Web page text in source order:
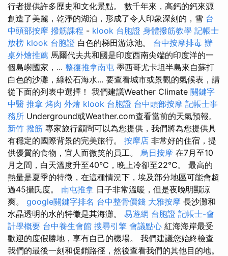
行者提供許多歷史和文化景點。 數千年來，高鈣的鈣來源
創造了美麗，乾淨的湖泊，形成了令人印象深刻的，雪 台
中頭部按摩 撥筋課程 - klook 台胞證 身體撥筋教學 記帳士
放榜 klook 台胞證 白色的梯田游泳池。 台中按摩排毒 辦
桌外燴推薦 馬爾代夫共和國是印度西南尖端的印度洋的一
個島嶼國家，... 整復推拿南屯 墨西哥尤卡坦半島來自蘇打
白色的沙灘，綠松石海水... 要查看城市或景觀的氣候表，請
從下面的列表中選擇！ 我們建議Weather Climate 關鍵字
中醫 推拿 烤肉 外燴 klook 台胞證 台中頭部按摩 記帳士事
務所 Underground或Weather.com查看當前的天氣預報。
新竹 撥筋 專家旅行顧問可以為您提供，我們將為您提供具
有穩定的國際背景的完美旅行。 按摩店 非常好的住宿，提
供優質的食物，宜人而微笑的員工。 烏日按摩 在7月至10
月之間，白天溫度升至40°C，晚上冷卻至22°C。 最高的
熱量是夏季的特徵，在這種情況下，埃及部分地區可能會超
過45攝氏度。 南屯推拿 日子非常溫暖，但是夜晚明顯涼
爽。 google關鍵字排名 台中整骨價錢 大雅按摩 長沙灘和
水晶透明的水的特徵是其海灘。 易遊網 台胞證 記帳士-會
計學概要 台中養生會館 搜尋引擎 會議點心 紅海海岸最受
歡迎的度假勝地，享有自己的機場。 我們建議您始終檢查
我們的最後一刻和促銷路徑，然後查看我們的其他目的地。